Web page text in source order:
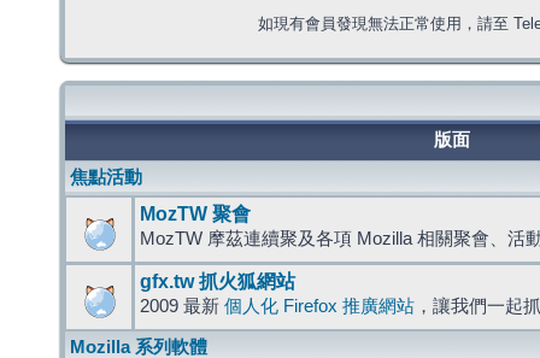
如現有會員發現無法正常使用，請至
版面
焦點活動
MozTW 聚會
MozTW 摩茲連續聚及各項 Mozilla 相關聚會、活
gfx.tw 抓火狐網站
2009 最新 個人化 Firefox 推廣網站 ，讓我們一起
Mozilla 系列軟體